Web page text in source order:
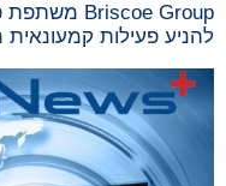
להניע פעילות